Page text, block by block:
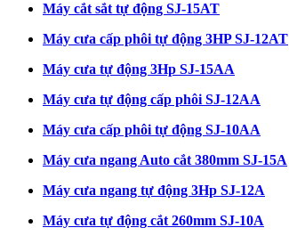
Máy cắt sắt tự động SJ-15AT
Máy cưa cấp phôi tự động 3HP SJ-12AT
Máy cưa tự động 3Hp SJ-15AA
Máy cưa tự động cấp phôi SJ-12AA
Máy cưa cấp phôi tự động SJ-10AA
Máy cưa ngang Auto cắt 380mm SJ-15A
Máy cưa ngang tự động 3Hp SJ-12A
Máy cưa tự động cắt 260mm SJ-10A